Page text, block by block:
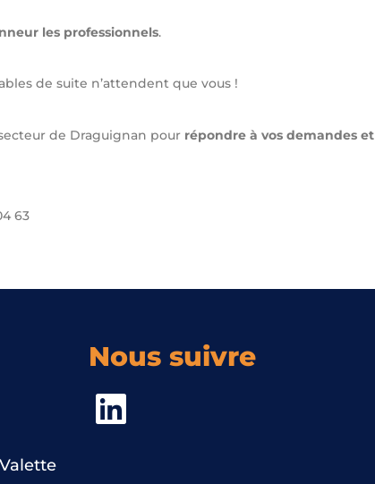
les professionnels.
de suite n’attendent que vous !
de Draguignan pour répondre à vos demandes et
63
Nous suivre